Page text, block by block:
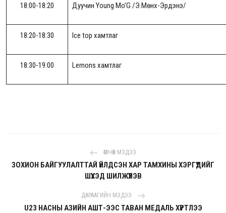
18:00-18:20 Дуучин Young Mo’G /Э.Мөнх-Эрдэнэ/
18:20-18:30 Ice top хамтлаг
18:30-19:00 Lemons хамтлаг
ӨМНӨХ МЭДЭЭ
ЗОХИОН БАЙГУУЛАЛТТАЙ ҮЙЛДСЭН ХАР ТАМХИНЫ ХЭРГҮҮДИЙГ
ШҮҮХЭД ШИЛЖҮҮЛЭВ
ДАРААГИЙН МЭДЭЭ
U23 НАСНЫ АЗИЙН АШТ-ЭЭС ТАВАН МЕДАЛЬ ХҮРТЛЭЭ